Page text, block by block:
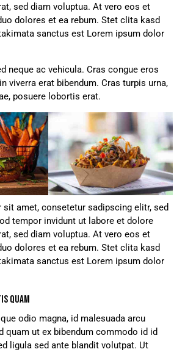
sed diam voluptua. At vero eos et
dolores et ea rebum. Stet clita kasd
sanctus est Lorem ipsum dolor
neque ac vehicula. Cras congue eros
viverra erat bibendum. Cras turpis urna,
posuere lobortis erat.
sit amet, consetetur sadipscing elitr, sed
tempor invidunt ut labore et dolore
sed diam voluptua. At vero eos et
dolores et ea rebum. Stet clita kasd
sanctus est Lorem ipsum dolor
QUAM
odio magna, id malesuada arcu
quam ut ex bibendum commodo id id
ligula sed ante blandit volutpat. Ut